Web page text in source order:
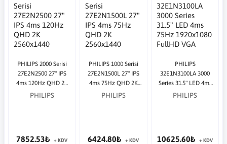
PHILIPS 2000 Serisi
27E2N2500 27" IPS
4ms 120Hz QHD 2K
2560x1440 HDMI DP
PHILIPS
7852.53₺
+ KDV
PHILIPS 1000 Serisi
27E2N1500L 27" IPS
4ms 75Hz QHD 2K
2560x1440 HDMI DP
PHILIPS
6424.80₺
+ KDV
PHILIPS
32E1N3100LA 3000
Series 31.5" LED 4ms
75Hz 1920x1080
PHILIPS
10625.60₺
+ KDV